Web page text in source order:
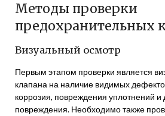
Методы проверки
предохранительных
Визуальный осмотр
Первым этапом проверки является
клапана на наличие видимых
коррозия, повреждения уплотнений и
повреждения. Необходимо также